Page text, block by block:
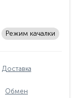
Режим качалки
Доставка
Обмен